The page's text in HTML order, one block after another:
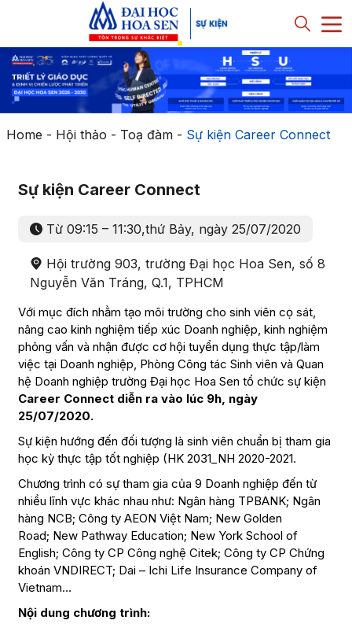
Home - Hội thảo - Toạ đàm- Sự kiện Career Connect
Sự kiện Career Connect
Từ 09:15 – 11:30,thứ Bảy, ngày 25/07/2020
Hội trường 903, trường Đại học Hoa Sen, số 8
Nguyễn Văn Tráng, Q.1, TPHCM
Với mục đích nhằm tạo môi trường cho sinh viên cọ sát,
nâng cao kinh nghiệm tiếp xúc Doanh nghiệp, kinh nghiệm
phỏng vấn và nhận được cơ hội tuyển dụng thực tập/làm
việc tại Doanh nghiệp, Phòng Công tác Sinh viên và Quan
hệ Doanh nghiệp trường Đại học Hoa Sen tổ chức sự kiện
Career Connect diễn ra vào lúc 9h, ngày
25/07/2020.
Sự kiện hướng đến đối tượng là sinh viên chuẩn bị tham gia
học kỳ thực tập tốt nghiệp (HK 2031_NH 2020-2021.
Chương trình có sự tham gia của 9 Doanh nghiệp đến từ
nhiều lĩnh vực khác nhau như: Ngân hàng TPBANK; Ngân
hàng NCB; Công ty AEON Việt Nam; New Golden
Road; New Pathway Education; New York School of
English; Công ty CP Công nghệ Citek; Công ty CP Chứng
khoán VNDIRECT; Dai – Ichi Life Insurance Company of
Vietnam…
Nội dung chương trình: